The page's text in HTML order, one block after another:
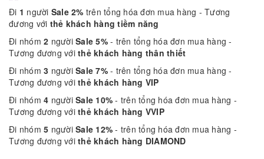
Đi 1 người Sale 2% trên tổng hóa đơn mua hàng - Tương
đương với thẻ khách hàng tiềm năng
Đi nhóm 2 người Sale 5%- trên tổng hóa đơn mua hàng -
Tương đương với thẻ khách hàng thân thiết
Đi nhóm 3 người Sale 7%- trên tổng hóa đơn mua hàng -
Tương đương với thẻ khách hàng VIP
Đi nhóm 4 người Sale 10% - trên tổng hóa đơn mua hàng -
Tương đương với thẻ khách hàng VVIP
Đi nhóm 5 người Sale 12% - trên tổng hóa đơn mua hàng -
Tương đương với thẻ khách hàng DIAMOND